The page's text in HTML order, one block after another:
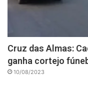
Cruz das Almas:
ganha cortejo
10/08/2023